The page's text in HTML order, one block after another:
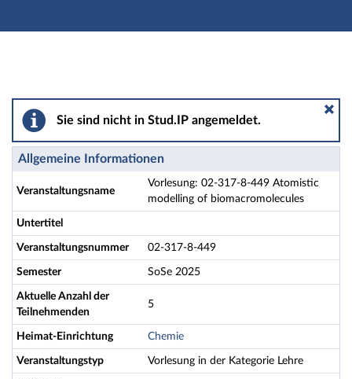
Hauptnavigation
Vorlesung: 02-317-8-449 Atomistic modelling of
Sie sind nicht in Stud.IP angemeldet.
Allgemeine Informationen
Veranstaltungsname
Vorlesung: 02-317-8-449 Atomistic
modelling of biomacromolecules
Untertitel
Veranstaltungsnummer 02-317-8-449
Semester SoSe 2025
Aktuelle Anzahl der
Teilnehmenden
5
Heimat-Einrichtung Chemie
Veranstaltungstyp Vorlesung in der Kategorie Lehre